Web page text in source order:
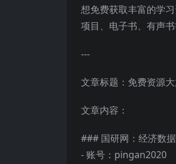
想免费获取丰富的学
项目、电子书、有声
---
文章标题：免费资源
文章内容：
### 国研网：经济数
- 账号：pingan2020